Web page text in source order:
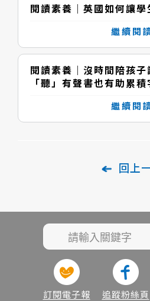
閱讀素養｜英國如何讓學
繼續閱
閱讀素養｜沒時間陪孩子
「聽」有聲書也有助累積
繼續閱
回上
訂閱電子報 追蹤粉絲頁